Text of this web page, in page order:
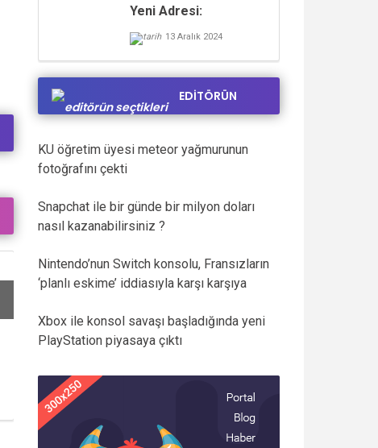
Uzman Üreticiyle Çalışmak Cami
Halısı Projesinde Neden Fark
Yaratır?
Gece Rutini
Yeni Adresi:
hdfilmsitesi.net
13 Aralık 2024
EDİTÖRÜN
KU öğretim üyesi meteor yağmurunun
fotoğrafını çekti
Snapchat ile bir günde bir milyon doları
nasıl kazanabilirsiniz ?
Nintendo’nun Switch konsolu, Fransızların
‘planlı eskime’ iddiasıyla karşı karşıya
Xbox ile konsol savaşı başladığında yeni
PlayStation piyasaya çıktı